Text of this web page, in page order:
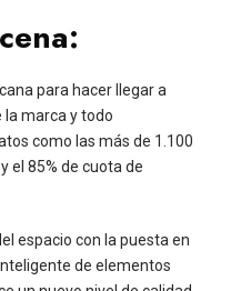
para hacer llegar a
la marca y todo
como las más de 1.100
el 85% de cuota de
espacio con la puesta en
de elementos